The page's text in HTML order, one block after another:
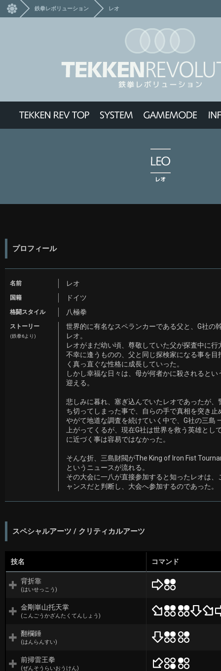
鉄拳レボリューション レオ
プロフィール
名前 レオ
国籍 ドイツ
格闘スタイル 八極拳
ストーリー
(鉄拳6より)
世界的に有名なスペランカーである父と、G社の
レオ。
レオがまだ幼い頃、尊敬していた父が探査中に
不幸に逢うものの、父と同じ探検家になる事を
く真っ直ぐな性格に成長していった。
しかし幸福な日々は、母が何者かに殺されると
迎える。
悲しみに暮れ、塞ぎ込んでいたレオであったが
ち切ってしまった事で、自らの手で真相を突き
やがて地道な調査を続けていく中で、G社の三島
上がってくるが、現在G社は世界を救う英雄とし
に近づく事は容易ではなかった。
そんな折、三島財閥がThe King of Iron Fist
というニュースが流れる。
その大会に一八が直接参加すると知ったレオは
ャンスだと判断し、大会へ参加するのであった。
スペシャルアーツ / クリティカルアーツ
技名 コマンド
背折靠
(はいせっこう)
金剛崋山托天掌
(こんごうかざんたくてんしょう)
翻欄錘
(はんらんすい)
前掃雷王拳
(ぜんそうらいおうけん)